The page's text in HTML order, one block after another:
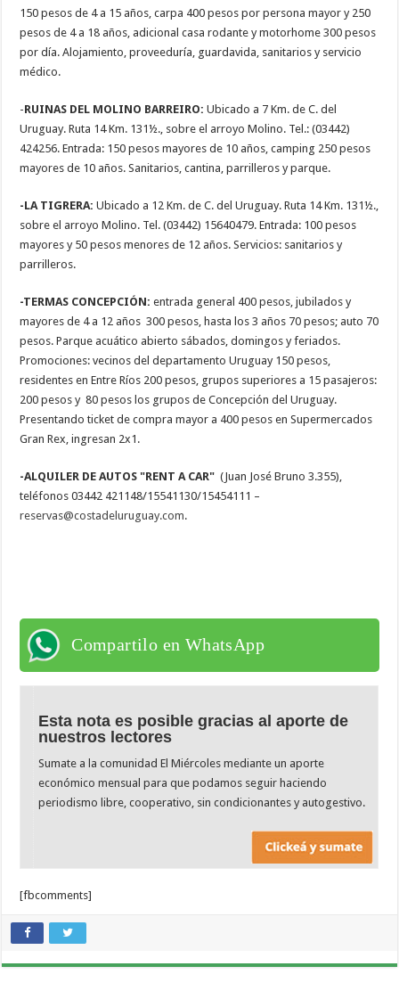
150 pesos de 4 a 15 años, carpa 400 pesos por persona mayor y 250
pesos de 4 a 18 años, adicional casa rodante y motorhome 300 pesos
por día. Alojamiento, proveeduría, guardavida, sanitarios y servicio
médico.
-RUINAS DEL MOLINO BARREIRO: Ubicado a 7 Km. de C. del
Uruguay. Ruta 14 Km. 131½., sobre el arroyo Molino. Tel.: (03442)
424256. Entrada: 150 pesos mayores de 10 años, camping 250 pesos
mayores de 10 años. Sanitarios, cantina, parrilleros y parque.
-LA TIGRERA: Ubicado a 12 Km. de C. del Uruguay. Ruta 14 Km. 131½.,
sobre el arroyo Molino. Tel. (03442) 15640479. Entrada: 100 pesos
mayores y 50 pesos menores de 12 años. Servicios: sanitarios y
parrilleros.
-TERMAS CONCEPCIÓN: entrada general 400 pesos, jubilados y
mayores de 4 a 12 años 300 pesos, hasta los 3 años 70 pesos; auto 70
pesos. Parque acuático abierto sábados, domingos y feriados.
Promociones: vecinos del departamento Uruguay 150 pesos,
residentes en Entre Ríos 200 pesos, grupos superiores a 15 pasajeros:
200 pesos y 80 pesos los grupos de Concepción del Uruguay.
Presentando ticket de compra mayor a 400 pesos en Supermercados
Gran Rex, ingresan 2x1.
-ALQUILER DE AUTOS "RENT A CAR" (Juan José Bruno 3.355),
teléfonos 03442 421148/15541130/15454111 –
reservas@costadeluruguay.com.
Compartilo en WhatsApp
Esta nota es posible gracias al aporte de
nuestros lectores
Sumate a la comunidad El Miércoles mediante un aporte
económico mensual para que podamos seguir haciendo
periodismo libre, cooperativo, sin condicionantes y autogestivo.
[fbcomments]